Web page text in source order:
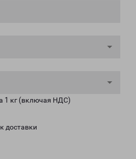
1 кг (включая НДС)
доставки